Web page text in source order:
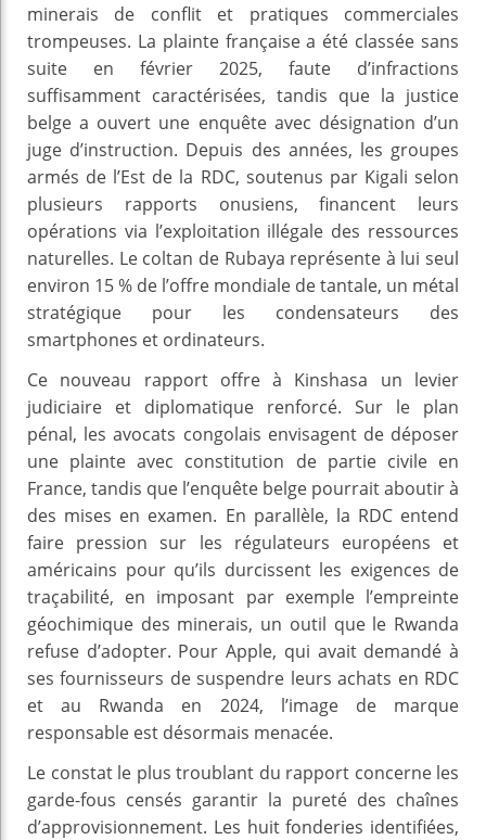
minerais de conflit et pratiques commerciales
trompeuses. La plainte française a été classée sans
suite en février 2025, faute d’infractions
suffisamment caractérisées, tandis que la justice
belge a ouvert une enquête avec désignation d’un
juge d’instruction. Depuis des années, les groupes
armés de l’Est de la RDC, soutenus par Kigali selon
plusieurs rapports onusiens, financent leurs
opérations via l’exploitation illégale des ressources
naturelles. Le coltan de Rubaya représente à lui seul
environ 15 % de l’offre mondiale de tantale, un métal
stratégique pour les condensateurs des
smartphones et ordinateurs.
Ce nouveau rapport offre à Kinshasa un levier
judiciaire et diplomatique renforcé. Sur le plan
pénal, les avocats congolais envisagent de déposer
une plainte avec constitution de partie civile en
France, tandis que l’enquête belge pourrait aboutir à
des mises en examen. En parallèle, la RDC entend
faire pression sur les régulateurs européens et
américains pour qu’ils durcissent les exigences de
traçabilité, en imposant par exemple l’empreinte
géochimique des minerais, un outil que le Rwanda
refuse d’adopter. Pour Apple, qui avait demandé à
ses fournisseurs de suspendre leurs achats en RDC
et au Rwanda en 2024, l’image de marque
responsable est désormais menacée.
Le constat le plus troublant du rapport concerne les
garde-fous censés garantir la pureté des chaînes
d’approvisionnement. Les huit fonderies identifiées,